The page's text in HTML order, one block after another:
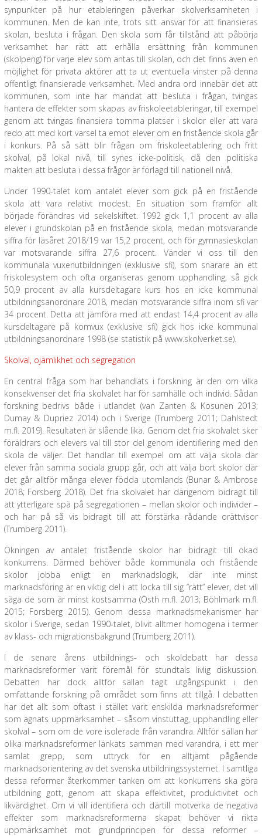
synpunkter på hur etableringen påverkar skolverksamheten i
kommunen. Men de kan inte, trots sitt ansvar för att finansieras
skolan, besluta i frågan. Den skola som får tillstånd att påbörja
verksamhet har rätt att erhålla ersättning från kommunen
(skolpeng) för varje elev som antas till skolan, och det finns även en
möjlighet för privata aktörer att ta ut eventuella vinster på denna
offentligt finansierade verksamhet. Med andra ord innebär det att
kommunen, som inte har mandat att besluta i frågan, tvingas
hantera de effekter som skapas av friskoleetableringar, till exempel
genom att tvingas finansiera tomma platser i skolor eller att vara
redo att med kort varsel ta emot elever om en fristående skola går
i konkurs. På så sätt blir frågan om friskoleetablering och fritt
skolval, på lokal nivå, till synes icke-politisk, då den politiska
makten att besluta i dessa frågor är förlagd till nationell nivå.
Under 1990-talet kom antalet elever som gick på en fristående
skola att vara relativt modest. En situation som framför allt
började förändras vid sekelskiftet. 1992 gick 1,1 procent av alla
elever i grundskolan på en fristående skola, medan motsvarande
siffra för läsåret 2018/19 var 15,2 procent, och för gymnasieskolan
var motsvarande siffra 27,6 procent. Vänder vi oss till den
kommunala vuxenutbildningen (exklusive sfi), som snarare än ett
friskolesystem och ofta organiseras genom upphandling, så gick
50,9 procent av alla kursdeltagare kurs hos en icke kommunal
utbildningsanordnare 2018, medan motsvarande siffra inom sfi var
34 procent. Detta att jämföra med att endast 14,4 procent av alla
kursdeltagare på komvux (exklusive sfi) gick hos icke kommunal
utbildningsanordnare 1998 (se statistik på www.skolverket.se).
Skolval, ojämlikhet och segregation
En central fråga som har behandlats i forskning är den om vilka
konsekvenser det fria skolvalet har för samhälle och individ. Sådan
forskning bedrivs både i utlandet (van Zanten & Kosunen 2013;
Dumay & Dupriez 2014) och i Sverige (Trumberg 2011; Dahlstedt
m.fl. 2019). Resultaten är slående lika. Genom det fria skolvalet sker
föräldrars och elevers val till stor del genom identifiering med den
skola de väljer. Det handlar till exempel om att välja skola där
elever från samma sociala grupp går, och att välja bort skolor där
det går alltför många elever födda utomlands (Bunar & Ambrose
2018; Forsberg 2018). Det fria skolvalet har därigenom bidragit till
att ytterligare spä på segregationen – mellan skolor och individer –
och har på så vis bidragit till att förstärka rådande orättvisor
(Trumberg 2011).
Ökningen av antalet fristående skolor har bidragit till ökad
konkurrens. Därmed behöver både kommunala och fristående
skolor jobba enligt en marknadslogik, där inte minst
marknadsföring är en viktig del i att locka till sig ”rätt” elever, det vill
säga de som är minst kostsamma (Östh m.fl. 2013; Böhlmark m.fl.
2015; Forsberg 2015). Genom dessa marknadsmekanismer har
skolor i Sverige, sedan 1990-talet, blivit alltmer homogena i termer
av klass- och migrationsbakgrund (Trumberg 2011).
I de senare årens utbildnings- och skoldebatt har dessa
marknadsreformer varit föremål för stundtals livlig diskussion.
Debatten har dock alltför sällan tagit utgångspunkt i den
omfattande forskning på området som finns att tillgå. I debatten
har det allt som oftast i stället varit enskilda marknadsreformer
som ägnats uppmärksamhet – såsom vinstuttag, upphandling eller
skolval – som om de vore isolerade från varandra. Alltför sällan har
olika marknadsreformer länkats samman med varandra, i ett mer
samlat grepp, som uttryck för en alltjämt pågående
marknadsorientering av det svenska utbildningssystemet. I samtliga
dessa reformer återkommer tanken om att konkurrens ska göra
utbildning gott, genom att skapa effektivitet, produktivitet och
likvärdighet. Om vi vill identifiera och därtill motverka de negativa
effekter som marknadsreformerna skapat behöver vi rikta
uppmärksamhet mot grundprincipen för dessa reformer –